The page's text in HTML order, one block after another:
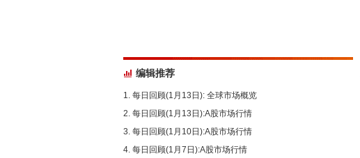
编辑推荐
每日回顾(1月13日): 全球市场概览
每日回顾(1月13日):A股市场行情
每日回顾(1月10日):A股市场行情
每日回顾(1月7日):A股市场行情